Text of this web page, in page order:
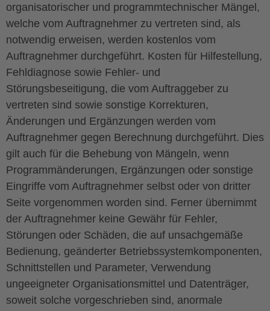
organisatorischer und programmtechnischer Mängel,
welche vom Auftragnehmer zu vertreten sind, als
notwendig erweisen, werden kostenlos vom
Auftragnehmer durchgeführt. Kosten für Hilfestellung,
Fehldiagnose sowie Fehler- und
Störungsbeseitigung, die vom Auftraggeber zu
vertreten sind sowie sonstige Korrekturen,
Änderungen und Ergänzungen werden vom
Auftragnehmer gegen Berechnung durchgeführt. Dies
gilt auch für die Behebung von Mängeln, wenn
Programmänderungen, Ergänzungen oder sonstige
Eingriffe vom Auftragnehmer selbst oder von dritter
Seite vorgenommen worden sind. Ferner übernimmt
der Auftragnehmer keine Gewähr für Fehler,
Störungen oder Schäden, die auf unsachgemäße
Bedienung, geänderter Betriebssystemkomponenten,
Schnittstellen und Parameter, Verwendung
ungeeigneter Organisationsmittel und Datenträger,
soweit solche vorgeschrieben sind, anormale